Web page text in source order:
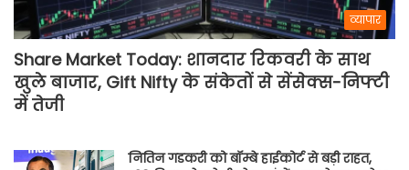
व्यापार
Share Market Today: शानदार रिकवरी के साथ
खुले बाजार, Gift Nifty के संकेतों से सेंसेक्स-निफ्टी
में तेजी
नितिन गडकरी को बॉम्बे हाईकोर्ट से बड़ी राहत,